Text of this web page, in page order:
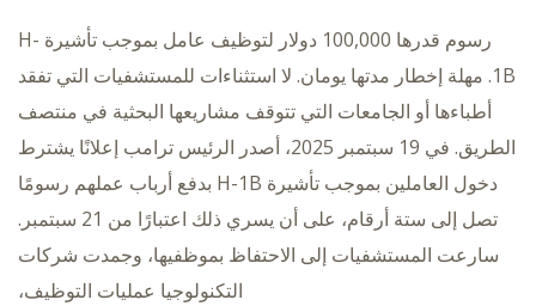
رسوم قدرها 100,000 دولار لتوظيف عامل بموجب تأشيرة H-
1B. مهلة إخطار مدتها يومان. لا استثناءات للمستشفيات التي تفقد
أطباءها أو الجامعات التي تتوقف مشاريعها البحثية في منتصف
الطريق. في 19 سبتمبر 2025، أصدر الرئيس ترامب إعلانًا يشترط
دخول العاملين بموجب تأشيرة H-1B بدفع أرباب عملهم رسومًا
تصل إلى ستة أرقام، على أن يسري ذلك اعتبارًا من 21 سبتمبر.
سارعت المستشفيات إلى الاحتفاظ بموظفيها، وجمدت شركات
التكنولوجيا عمليات التوظيف،